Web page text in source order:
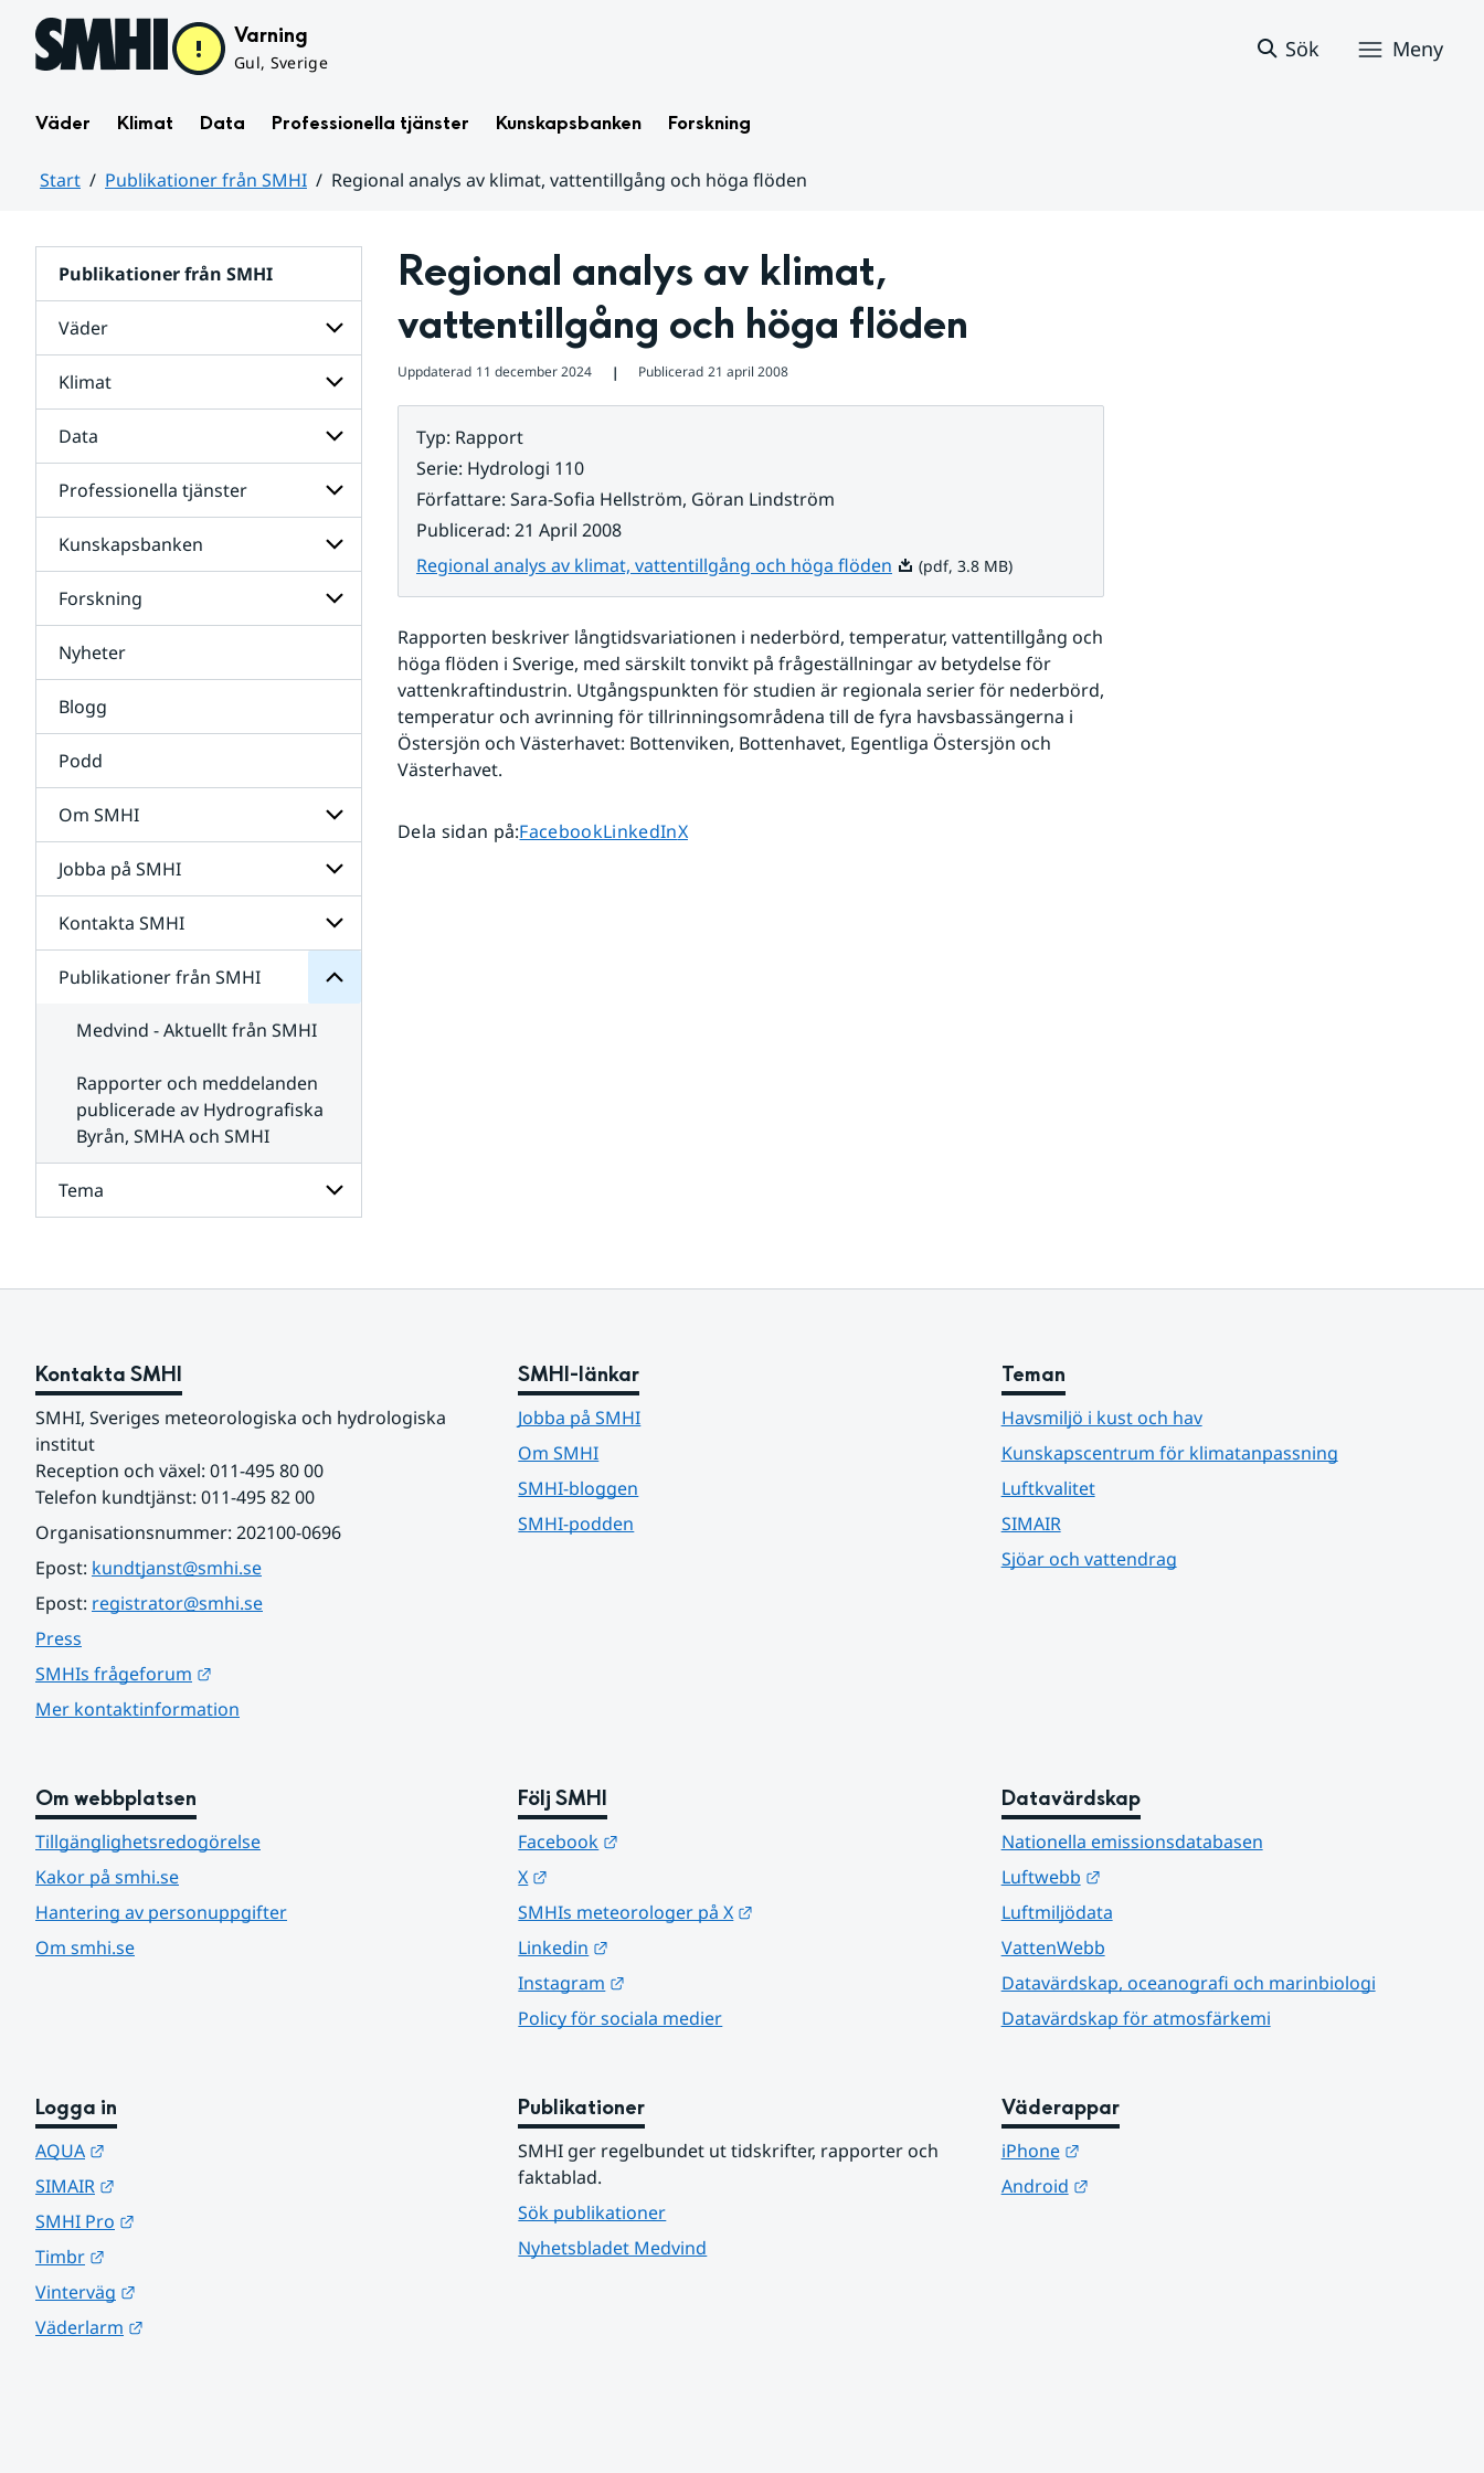
Hoppa till sidans innehåll Varning
Gul, Sverige
Sök Meny
Väder Klimat Data Professionella tjänster Kunskapsbanken Forskning
Start Publikationer från SMHI
Regional analys av klimat, vattentillgång och höga flöden
Publikationer från SMHI
Väder
Undersidor
för
Väder
Klimat
Undersidor
för
Klimat
Data
Undersidor
för
Data
Professionella tjänster
Undersidor
för
Professionella
tjänster
Kunskapsbanken
Undersidor
för
Kunskapsbanken
Forskning
Undersidor
för
Forskning
Nyheter
Blogg
Podd
Om SMHI
Undersidor
för
Om
SMHI
Jobba på SMHI
Undersidor
för
Jobba
på
Kontakta SMHI
Undersidor
Kontakta
SMHI
Publikationer från SMHI
Undersidor
för
Publikationer
från
SMHI
Medvind - Aktuellt från SMHI
Rapporter och meddelanden
publicerade av Hydrografiska
Byrån, SMHA och SMHI
Tema
Tema
Regional analys av klimat,
vattentillgång och höga flöden
Uppdaterad 11 december 2024 ❘ Publicerad 21 april 2008
Typ: Rapport
Serie: Hydrologi 110
Författare: Sara-Sofia Hellström, Göran Lindström
Publicerad: 21 April 2008
Regional analys av klimat, vattentillgång och höga flödenPdf, 3.8 MB.
(pdf, 3.8 MB)
Rapporten beskriver långtidsvariationen i nederbörd, temperatur, vattentillgång och
höga flöden i Sverige, med särskilt tonvikt på frågeställningar av betydelse för
vattenkraftindustrin. Utgångspunkten för studien är regionala serier för nederbörd,
temperatur och avrinning för tillrinningsområdena till de fyra havsbassängerna i
Östersjön och Västerhavet: Bottenviken, Bottenhavet, Egentliga Östersjön och
Västerhavet.
Dela sidan på:Dela sidan på
FacebookDela sidan på
LinkedInDela sidan på
X
Kontakta SMHI
SMHI, Sveriges meteorologiska och hydrologiska
institut
Reception och växel: 011-495 80 00
Telefon kundtjänst: 011-495 82 00
Organisationsnummer: 202100-0696
Epost: kundtjanst@smhi.se
Epost: registrator@smhi.se
Press
SMHIs frågeforum
Mer kontaktinformation
SMHI-länkar
Jobba på SMHI
Om SMHI
SMHI-bloggen
SMHI-podden
Teman
Havsmiljö i kust och hav
Kunskapscentrum för klimatanpassning
Luftkvalitet
SIMAIR
Sjöar och vattendrag
Om webbplatsen
Tillgänglighetsredogörelse
Kakor på smhi.se
Hantering av personuppgifter
Om smhi.se
Följ SMHI
Facebook
X
SMHIs meteorologer på X
Linkedin
Instagram
Policy för sociala medier
Datavärdskap
Nationella emissionsdatabasen
Luftwebb
Länk till annan webbplats.
Luftmiljödata
VattenWebb
Datavärdskap, oceanografi och marinbiologi
Datavärdskap för atmosfärkemi
Logga in
AQUA
SIMAIR
SMHI Pro
Timbr
Vinterväg
Väderlarm
Publikationer
SMHI ger regelbundet ut tidskrifter, rapporter och
faktablad.
Sök publikationer
Nyhetsbladet Medvind
Väderappar
iPhone
Länk till annan webbplats.
Android
Länk till annan webbplats.